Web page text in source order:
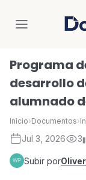
Programa
desarrollo
alumnado
Inicio›Documentos›
Jul 3, 2026 3
Subir porOliver